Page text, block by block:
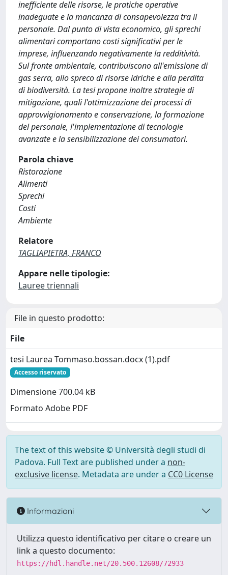
inefficiente delle risorse, le pratiche operative
inadeguate e la mancanza di consapevolezza tra il
personale. Dal punto di vista economico, gli sprechi
alimentari comportano costi significativi per le
imprese, influenzando negativamente la redditività.
Sul fronte ambientale, contribuiscono all'emissione di
gas serra, allo spreco di risorse idriche e alla perdita
di biodiversità. La tesi propone inoltre strategie di
mitigazione, quali l'ottimizzazione dei processi di
approvvigionamento e conservazione, la formazione
del personale, l'implementazione di tecnologie
avanzate e la sensibilizzazione dei consumatori.
Parola chiave
Ristorazione
Alimenti
Sprechi
Costi
Ambiente
Relatore
TAGLIAPIETRA, FRANCO
Appare nelle tipologie:
Lauree triennali
File in questo prodotto:
File
tesi Laurea Tommaso.bossan.docx (1).pdf
Accesso riservato
Dimensione 700.04 kB
Formato Adobe PDF
The text of this website © Università degli studi di
Padova. Full Text are published under a non-
exclusive license. Metadata are under a CC0 License
Informazioni
Utilizza questo identificativo per citare o creare un
link a questo documento:
https://hdl.handle.net/20.500.12608/72933